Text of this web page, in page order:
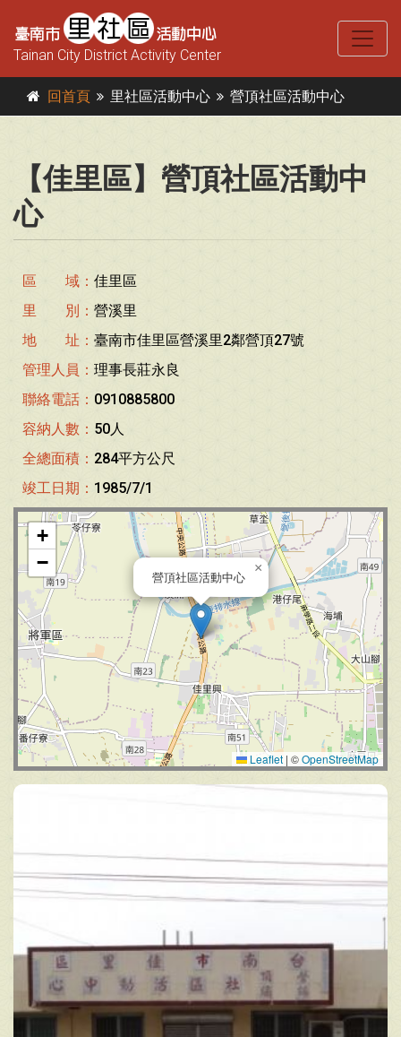
Tainan City District Activity Center
回首頁 里社區活動中心 營頂社區活動中心
【佳里區】營頂社區活動中
心
區 域： 佳里區
里 別： 營溪里
地 址： 臺南市佳里區營溪里2鄰營頂27號
管理人員： 理事長莊永良
聯絡電話： 0910885800
容納人數： 50人
全總面積： 284平方公尺
竣工日期： 1985/7/1
營頂社區活動中心
×
+
−
Leaflet | ©OpenStreetMap